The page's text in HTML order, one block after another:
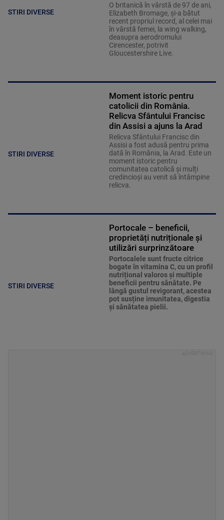
STIRI DIVERSE
O britanică în vârstă de 97 de ani,
Elizabeth Bromage, şi-a bătut
recent propriul record, al celei mai
în vârstă femei, la wing walking,
deasupra aerodromului
Cirencester, potrivit
Gloucestershire Live.
STIRI DIVERSE
Moment istoric pentru
catolicii din România.
Relicva Sfântului Francisc
din Assisi a ajuns la Arad
Relicva Sfântului Francisc din
Assisi a fost adusă pentru prima
dată în România, la Arad. Este un
moment istoric pentru
comunitatea catolică și mulți
credincioși au venit să întâmpine
relicva.
STIRI DIVERSE
Portocale – beneficii,
proprietăți nutriționale și
utilizări surprinzătoare
Portocalele sunt fructe citrice
bogate în vitamina C, cu un profil
nutrițional valoros și multiple
beneficii pentru sănătate. Pe
lângă gustul revigorant, acestea
pot susține imunitatea, digestia
și sănătatea pielii.